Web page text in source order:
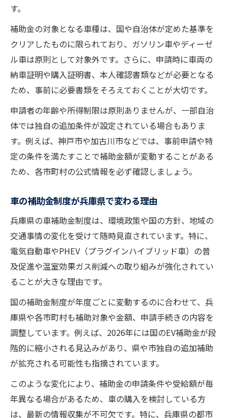
す。
補助金の対象となる車種は、国や自治体が定めた基準を
クリアしたものに限られており、ガソリン車やディーゼ
ル車は原則として対象外です。さらに、申請時に車両の
納車証明や購入証明書、本人確認書類などが必要となる
ため、事前に必要書類をそろえておくことが大切です。
申請者の年齢や所得制限は原則ありませんが、一部自治
体では独自の追加条件が設定されている場合もありま
す。例えば、神戸市や加古川市などでは、事前申請や特
定の条件を満たすことで補助金額が変動することがある
ため、各市町村の公式情報を必ず確認しましょう。
車の補助金制度が兵庫県で変わる理由
兵庫県の車補助金制度は、環境政策や国の方針、地域の
交通事情の変化を受けて随時見直されています。特に、
電気自動車やPHEV（プラグインハイブリッド車）の普
及促進や温室効果ガス削減への取り組みが強化されてい
ることが大きな理由です。
国の補助金制度が年度ごとに変動するのに合わせて、兵
庫県や各市町村も補助対象や金額、申請手続きの内容を
調整しています。例えば、2026年には国のEV補助金が段
階的に縮小される見込みがあり、県や市独自の追加補助
が拡充される可能性も指摘されています。
このような変化により、補助金の申請条件や受給額が毎
年異なる場合があるため、車の購入を検討している方
は、最新の情報収集が不可欠です。特に、兵庫県の都市